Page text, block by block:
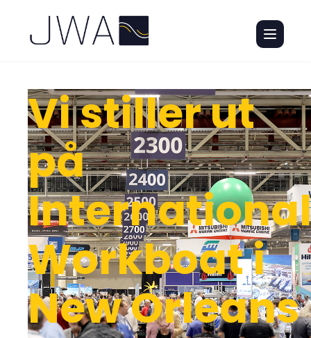
Vi stiller ut
på
International
Workboat i
New Orleans